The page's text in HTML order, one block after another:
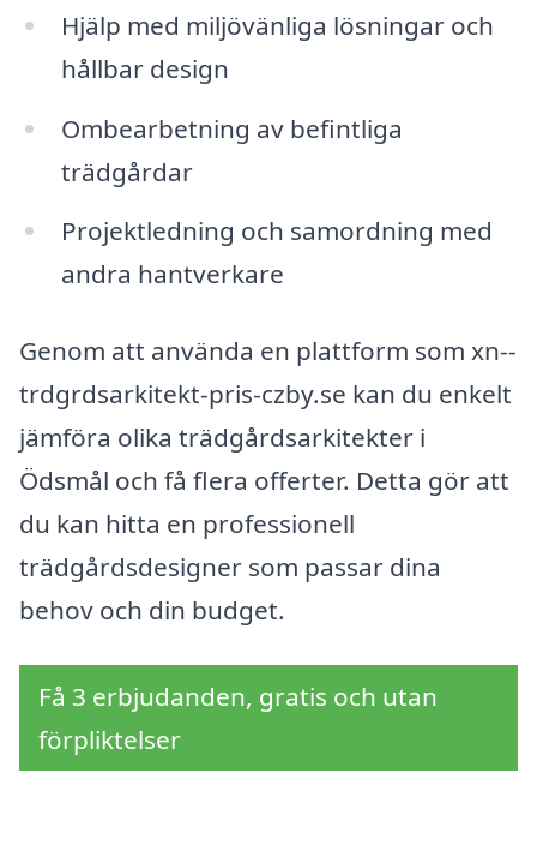
Hjälp med miljövänliga lösningar och
hållbar design
Ombearbetning av befintliga
trädgårdar
Projektledning och samordning med
andra hantverkare
Genom att använda en plattform som xn--
trdgrdsarkitekt-pris-czby.se kan du enkelt
jämföra olika trädgårdsarkitekter i
Ödsmål och få flera offerter. Detta gör att
du kan hitta en professionell
trädgårdsdesigner som passar dina
behov och din budget.
Få 3 erbjudanden, gratis och utan
förpliktelser